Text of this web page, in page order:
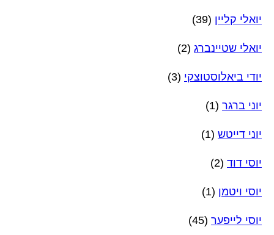
יואלי קליין (39)
יואלי שטיינברג (2)
יודי ביאלוסטוצקי (3)
יוני ברגר (1)
יוני דייטש (1)
יוסי דוד (2)
יוסי ויטמן (1)
יוסי לייפער (45)